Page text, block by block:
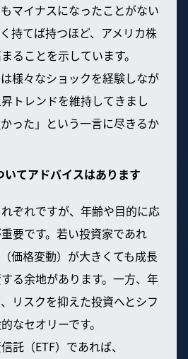
マイナスになったことがない
持てば持つほど、アメリカ株
ることを示しています。
様々なショックを経験しなが
トレンドを維持してきまし
った」という一言に尽きるか
てアドバイスはあります
ぞれですが、年齢や目的に応
要です。若い投資家であれ
価格変動）が大きくても成長
る余地があります。一方、年
リスクを抑えた投資へとシフ
なセオリーです。
託（ETF）であれば、